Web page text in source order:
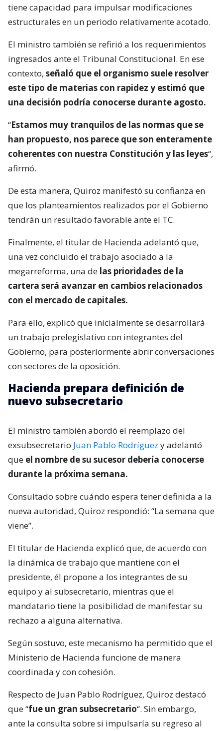
tiene capacidad para impulsar modificaciones
estructurales en un periodo relativamente acotado.
El ministro también se refirió a los requerimientos
ingresados ante el Tribunal Constitucional. En ese
contexto, señaló que el organismo suele resolver
este tipo de materias con rapidez y estimó que
una decisión podría conocerse durante agosto.
“Estamos muy tranquilos de las normas que se
han propuesto, nos parece que son enteramente
coherentes con nuestra Constitución y las leyes“,
afirmó.
De esta manera, Quiroz manifestó su confianza en
que los planteamientos realizados por el Gobierno
tendrán un resultado favorable ante el TC.
Finalmente, el titular de Hacienda adelantó que,
una vez concluido el trabajo asociado a la
megarreforma, una de las prioridades de la
cartera será avanzar en cambios relacionados
con el mercado de capitales.
Para ello, explicó que inicialmente se desarrollará
un trabajo prelegislativo con integrantes del
Gobierno, para posteriormente abrir conversaciones
con sectores de la oposición.
Hacienda prepara definición de
nuevo subsecretario
El ministro también abordó el reemplazo del
exsubsecretario Juan Pablo Rodríguez y adelantó
que el nombre de su sucesor debería conocerse
durante la próxima semana.
Consultado sobre cuándo espera tener definida a la
nueva autoridad, Quiroz respondió: “La semana que
viene”.
El titular de Hacienda explicó que, de acuerdo con
la dinámica de trabajo que mantiene con el
presidente, él propone a los integrantes de su
equipo y al subsecretario, mientras que el
mandatario tiene la posibilidad de manifestar su
rechazo a alguna alternativa.
Según sostuvo, este mecanismo ha permitido que el
Ministerio de Hacienda funcione de manera
coordinada y con cohesión.
Respecto de Juan Pablo Rodríguez, Quiroz destacó
que “fue un gran subsecretario“. Sin embargo,
ante la consulta sobre si impulsaría su regreso al